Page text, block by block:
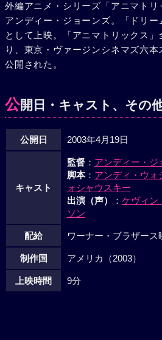
外編アニメ・シリーズ「アニマト
アンディー・ジョーンズ。「ドリ
として上映。「アニマトリックス」
り、東京・ヴァージンシネマズ六
公開された。
公開日・キャスト、その
公開日 2003年4月19日
キャスト
監督： アンディー・ジ
脚本： アンディ・ウォ
ォシャウスキー
出演（声）
： ケヴィン
ソン
配給 ワーナー・ブラザース
制作国 アメリカ（2003）
上映時間 9分